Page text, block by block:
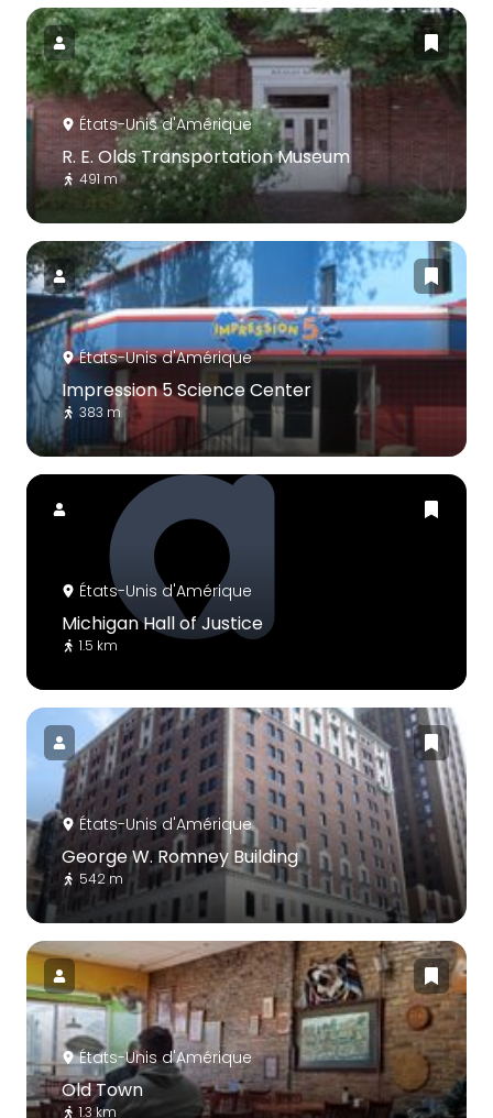
États-Unis d'Amérique
R. E. Olds Transportation Museum
491 m
États-Unis d'Amérique
Impression 5 Science Center
383 m
États-Unis d'Amérique
Michigan Hall of Justice
1.5 km
États-Unis d'Amérique
George W. Romney Building
542 m
États-Unis d'Amérique
Old Town
1.3 km